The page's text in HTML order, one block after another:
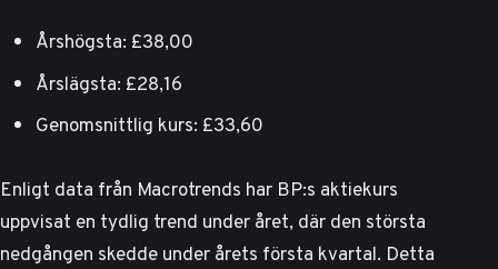
Årshögsta: £38,00
Årslägsta: £28,16
Genomsnittlig kurs: £33,60
Enligt data från Macrotrends har BP:s aktiekurs
uppvisat en tydlig trend under året, där den största
nedgången skedde under årets första kvartal. Detta